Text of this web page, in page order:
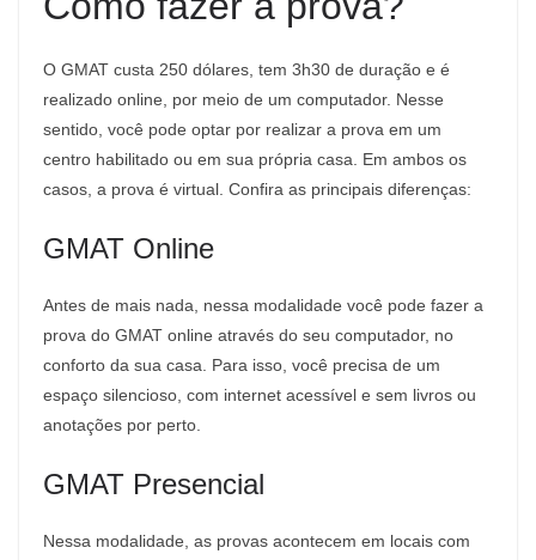
O GMAT custa 250 dólares, tem 3h30 de duração e é
realizado online, por meio de um computador. Nesse
sentido, você pode optar por realizar a prova em um
centro habilitado ou em sua própria casa. Em ambos os
casos, a prova é virtual. Confira as principais diferenças:
GMAT Online
Antes de mais nada, nessa modalidade você pode fazer a
prova do GMAT online através do seu computador, no
conforto da sua casa. Para isso, você precisa de um
espaço silencioso, com internet acessível e sem livros ou
anotações por perto.
GMAT Presencial
Nessa modalidade, as provas acontecem em locais com